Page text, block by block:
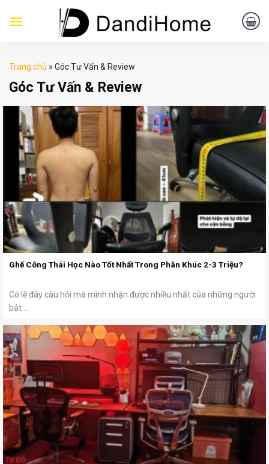
Trang chủ » Góc Tư Vấn & Review
Góc Tư Vấn & Review
Ghế Công Thái Học Nào Tốt Nhất Trong Phân Khúc 2-3 Triệu?
Có lẽ đây câu hỏi mà mình nhận được nhiều nhất của những người
bắt ...